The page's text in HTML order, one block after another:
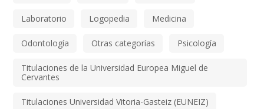
Laboratorio Logopedia Medicina
Odontología Otras categorías Psicología
Titulaciones de la Universidad Europea Miguel de
Cervantes
Titulaciones Universidad Vitoria-Gasteiz (EUNEIZ)